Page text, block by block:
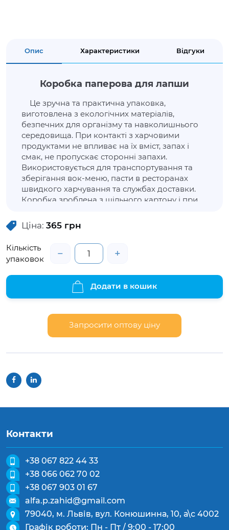
Опис Характеристики Відгуки
Коробка паперова для лапши
Це зручна та практична упаковка,
виготовлена з екологічних матеріалів,
безпечних для організму та навколишнього
середовища. При контакті з харчовими
продуктами не впливає на їх вміст, запах і
смак, не пропускає сторонні запахи.
Використовується для транспортування та
зберігання вок-меню, пасти в ресторанах
швидкого харчування та службах доставки.
Коробка зроблена з щільного картону і при
дискомфорту рукам. Упаковка дозволить
продуктам не втратити зовнішню
привабливість, зберегти свіжість та
властивості.
Ціна: 365 грн
Кількість
упаковок
− +
Додати в кошик
Запросити оптову ціну
Контакти
+38 067 822 44 33
+38 066 062 70 02
+38 067 903 01 67
alfa.p.zahid@gmail.com
79040, м. Львів, вул. Конюшинна, 10, а\с 4002
Графік роботи: Пн - Пт / 9:00 - 17:00